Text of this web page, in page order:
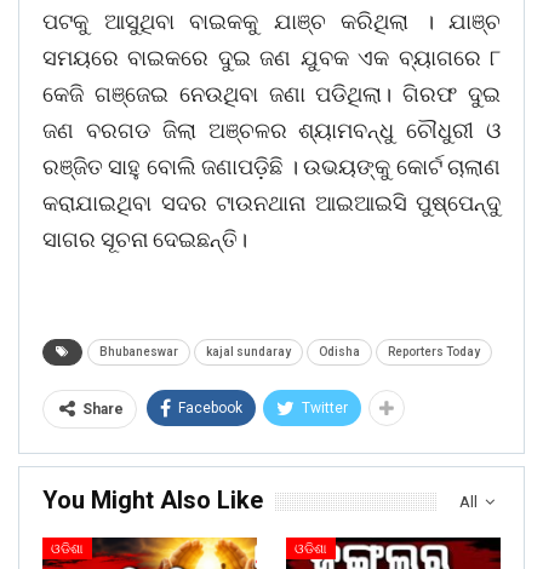
ପଟକୁ ଆସୁଥିବା ବାଇକକୁ ଯାଞ୍ଚ କରିଥିଲା । ଯାଞ୍ଚ
ସମୟରେ ବାଇକରେ ଦୁଇ ଜଣ ଯୁବକ ଏକ ବ୍ୟାଗରେ ୮
କେଜି ଗଞ୍ଜେଇ ନେଉଥିବା ଜଣା ପଡିଥିଲା। ଗିରଫ ଦୁଇ
ଜଣ ବରଗଡ ଜିଲା ଅଞ୍ଚଳର ଶ୍ୟାମବନ୍ଧୁ ଚୌଧୁରୀ ଓ
ରଞ୍ଜିତ ସାହୁ ବୋଲି ଜଣାପଡ଼ିଛି । ଉଭୟଙ୍କୁ କୋର୍ଟ ଚାଲାଣ
କରାଯାଇଥିବା ସଦର ଟାଉନଥାନା ଆଇଆଇସି ପୁଷ୍ପେନ୍ଦୁ
ସାଗର ସୂଚନା ଦେଇଛନ୍ତି।
Bhubaneswar kajal sundaray Odisha Reporters Today
Share Facebook Twitter
All
You Might Also Like
ଓଡିଶା ଓଡିଶା